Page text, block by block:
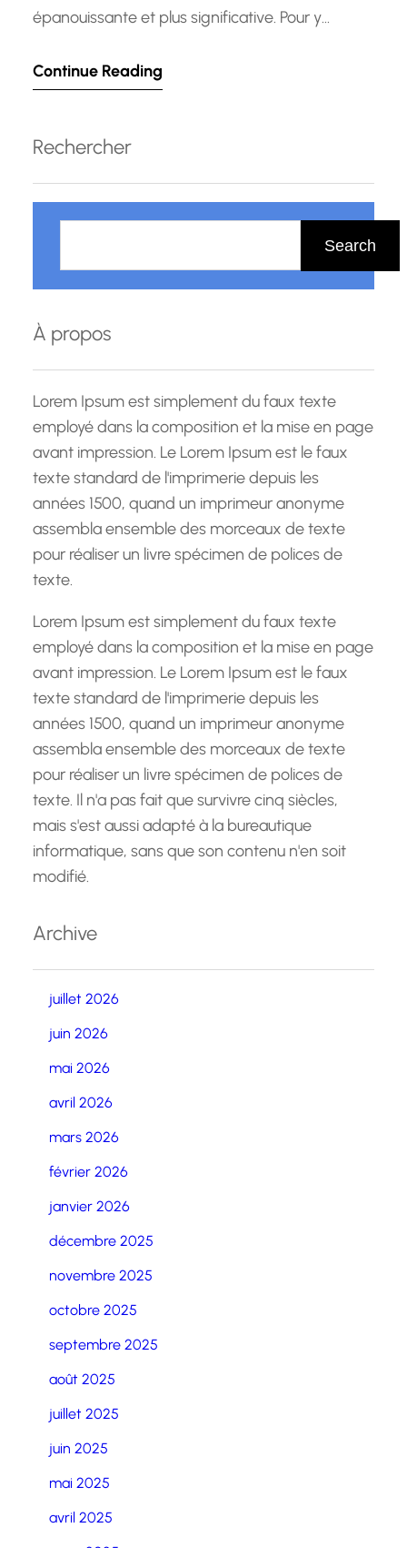
épanouissante et plus significative. Pour y
constamment des moyens d’améliorer
relationnel, l’amélioration continue est la clé pour
atteindre…
Continue Reading
Rechercher
h
r
c
h
Search
À propos
Lorem Ipsum est simplement du faux texte
employé dans la composition et la mise en page
avant impression. Le Lorem Ipsum est le faux
texte standard de l'imprimerie depuis les
années 1500, quand un imprimeur anonyme
assembla ensemble des morceaux de texte
pour réaliser un livre spécimen de polices de
texte.
Lorem Ipsum est simplement du faux texte
employé dans la composition et la mise en page
avant impression. Le Lorem Ipsum est le faux
texte standard de l'imprimerie depuis les
années 1500, quand un imprimeur anonyme
assembla ensemble des morceaux de texte
pour réaliser un livre spécimen de polices de
texte. Il n'a pas fait que survivre cinq siècles,
mais s'est aussi adapté à la bureautique
informatique, sans que son contenu n'en soit
modifié.
Archive
juillet 2026
juin 2026
mai 2026
avril 2026
mars 2026
février 2026
janvier 2026
décembre 2025
novembre 2025
octobre 2025
septembre 2025
août 2025
juillet 2025
juin 2025
mai 2025
avril 2025